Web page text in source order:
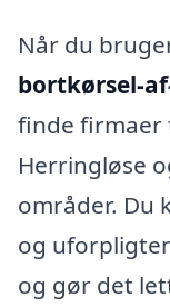
Når du
bortkørsel-
finde firmaer
Herringløse
områder. Du
og
og gør det